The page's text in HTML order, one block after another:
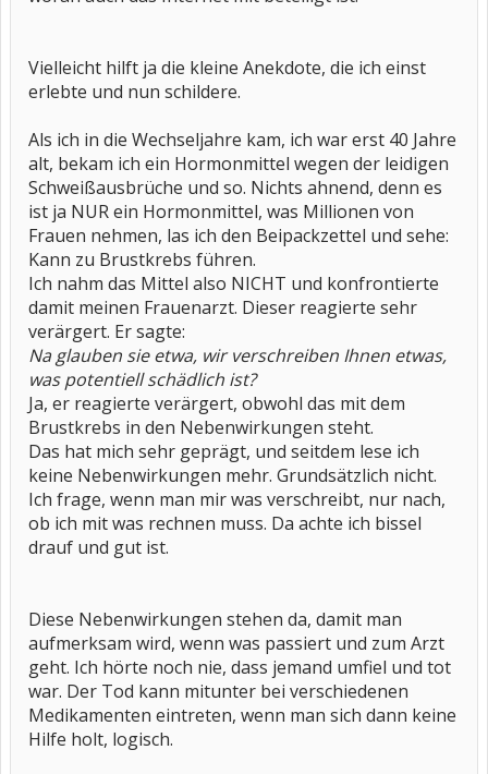
Vielleicht hilft ja die kleine Anekdote, die ich einst
erlebte und nun schildere.
Als ich in die Wechseljahre kam, ich war erst 40 Jahre
alt, bekam ich ein Hormonmittel wegen der leidigen
Schweißausbrüche und so. Nichts ahnend, denn es
ist ja NUR ein Hormonmittel, was Millionen von
Frauen nehmen, las ich den Beipackzettel und sehe:
Kann zu Brustkrebs führen.
Ich nahm das Mittel also NICHT und konfrontierte
damit meinen Frauenarzt. Dieser reagierte sehr
verärgert. Er sagte:
Na glauben sie etwa, wir verschreiben Ihnen etwas,
was potentiell schädlich ist?
Ja, er reagierte verärgert, obwohl das mit dem
Brustkrebs in den Nebenwirkungen steht.
Das hat mich sehr geprägt, und seitdem lese ich
keine Nebenwirkungen mehr. Grundsätzlich nicht.
Ich frage, wenn man mir was verschreibt, nur nach,
ob ich mit was rechnen muss. Da achte ich bissel
drauf und gut ist.
Diese Nebenwirkungen stehen da, damit man
aufmerksam wird, wenn was passiert und zum Arzt
geht. Ich hörte noch nie, dass jemand umfiel und tot
war. Der Tod kann mitunter bei verschiedenen
Medikamenten eintreten, wenn man sich dann keine
Hilfe holt, logisch.